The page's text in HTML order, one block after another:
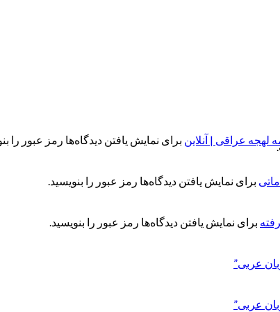
عراقی | آنلاین برای نمایش یافتن دیدگاه‌ها رمز عبور را
برای نمایش یافتن دیدگاه‌ها رمز عبور را بنویسید.
برای نمایش یافتن دیدگاه‌ها رمز عبور را بنویسید.
عربی”
عربی”